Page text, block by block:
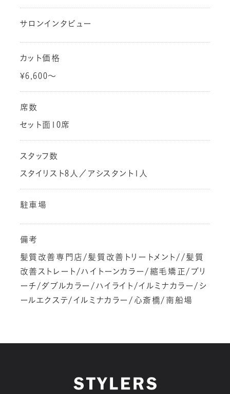
サロンインタビュー
カット価格
¥6,600～
席数
セット面10席
スタッフ数
スタイリスト8人／アシスタント1人
駐車場
備考
髪質改善専門店/髪質改善トリートメント//髪質
改善ストレート/ハイトーンカラー/縮毛矯正/ブリ
ーチ/ダブルカラー/ハイライト/イルミナカラー/シ
ールエクステ/イルミナカラー/心斎橋/南船場